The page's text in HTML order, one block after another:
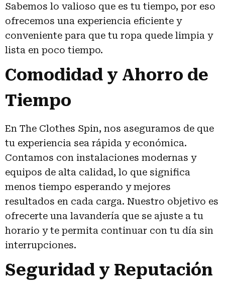
Sabemos lo valioso que es tu tiempo, por eso
ofrecemos una experiencia eficiente y
conveniente para que tu ropa quede limpia y
lista en poco tiempo.
Comodidad y Ahorro de
Tiempo
En The Clothes Spin, nos aseguramos de que
tu experiencia sea rápida y económica.
Contamos con instalaciones modernas y
equipos de alta calidad, lo que significa
menos tiempo esperando y mejores
resultados en cada carga. Nuestro objetivo es
ofrecerte una lavandería que se ajuste a tu
horario y te permita continuar con tu día sin
interrupciones.
Seguridad y Reputación